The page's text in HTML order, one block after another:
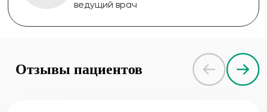
ведущий врач
Отзывы пациентов